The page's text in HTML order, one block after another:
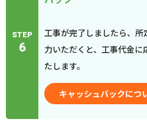
STEP
6
工事が完了しましたら、
力いただくと、工事代金
たします。
キャッシュバックにつ